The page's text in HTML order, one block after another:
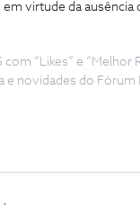
virtude da ausência
“Likes” e “Melhor
e novidades do Fórum